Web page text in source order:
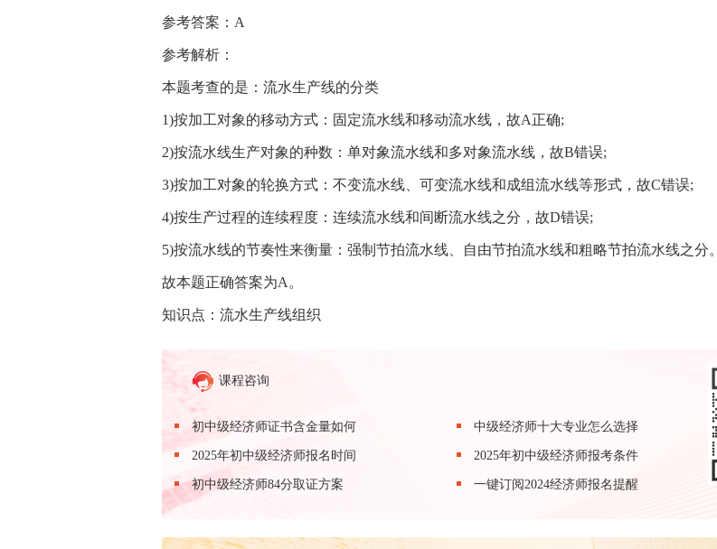
参考答案：A
参考解析：
本题考查的是：流水生产线的分类
1)按加工对象的移动方式：固定流水线和移动流水线，故A正确;
2)按流水线生产对象的种数：单对象流水线和多对象流水线，故B错误;
3)按加工对象的轮换方式：不变流水线、可变流水线和成组流水线等形式，故C错误;
4)按生产过程的连续程度：连续流水线和间断流水线之分，故D错误;
5)按流水线的节奏性来衡量：强制节拍流水线、自由节拍流水线和粗略节拍流水线之分。
故本题正确答案为A。
知识点：流水生产线组织
课程咨询
初中级经济师证书含金量如何 中级经济师十大专业怎么选择
2025年初中级经济师报名时间 2025年初中级经济师报考条件
初中级经济师84分取证方案
一键订阅2024经济师报名提醒